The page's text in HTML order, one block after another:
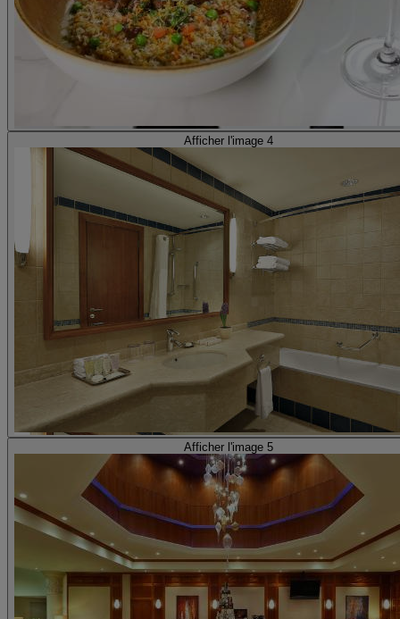
Afficher l'image 4
Afficher l'image 5